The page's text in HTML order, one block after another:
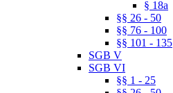
§ 18a
§§ 26 - 50
§§ 76 - 100
§§ 101 - 135
SGB V
SGB VI
§§ 1 - 25